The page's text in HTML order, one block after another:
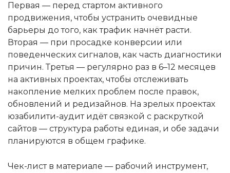
Первая — перед стартом активного
продвижения, чтобы устранить очевидные
барьеры до того, как трафик начнёт расти.
Вторая — при просадке конверсии или
поведенческих сигналов, как часть диагностики
причин. Третья — регулярно раз в 6–12 месяцев
на активных проектах, чтобы отслеживать
накопление мелких проблем после правок,
обновлений и редизайнов. На зрелых проектах
юзабилити-аудит идёт связкой с раскруткой
сайтов — структура работы единая, и обе задачи
планируются в общем графике.
Чек-лист в материале — рабочий инструмент,